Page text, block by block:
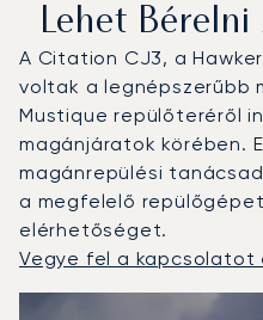
Lehet
A Citation CJ3, a Hawker
voltak a legnépszerűbb
Mustique repülőteréről
magánjáratok körében.
magánrepülési
a megfelelő
elérhetőséget.
Vegye fel a kapcsolatot